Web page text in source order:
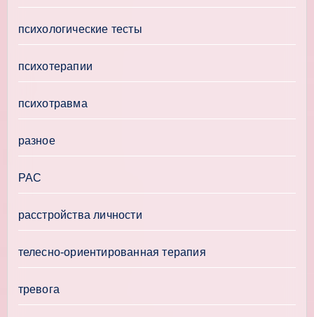
психологические тесты
психотерапии
психотравма
разное
РАС
расстройства личности
телесно-ориентированная терапия
тревога